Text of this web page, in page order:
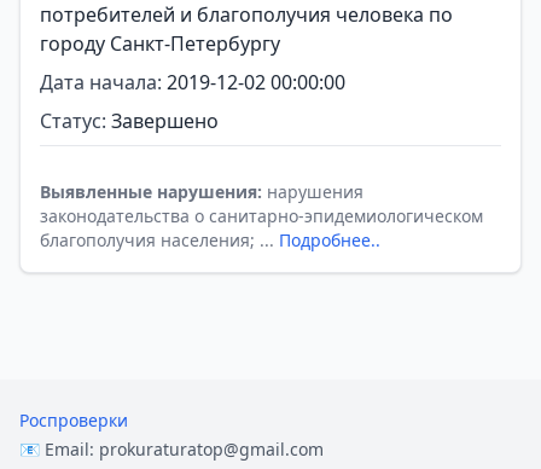
потребителей и благополучия человека по
городу Санкт-Петербургу
Дата начала: 2019-12-02 00:00:00
Статус: Завершено
Выявленные нарушения: нарушения
законодательства о санитарно-эпидемиологическом
благополучия населения; ... Подробнее..
Роспроверки
📧 Email: prokuraturatop@gmail.com